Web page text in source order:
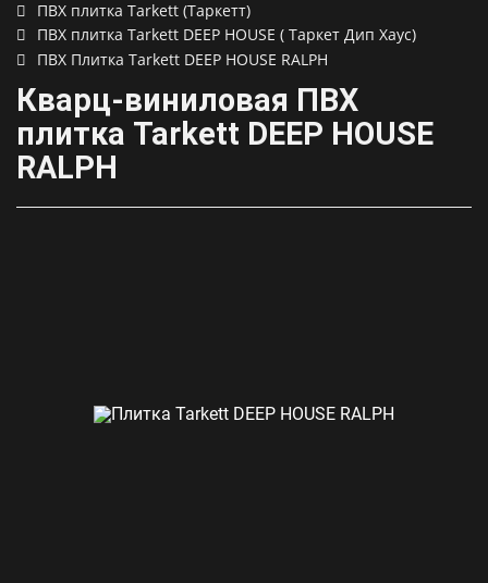
ПВХ плитка Tarkett (Таркетт)
ПВХ плитка Tarkett DEEP HOUSE ( Таркет Дип Хаус)
ПВХ Плитка Tarkett DEEP HOUSE RALPH
Кварц-виниловая ПВХ
плитка Tarkett DEEP HOUSE
RALPH